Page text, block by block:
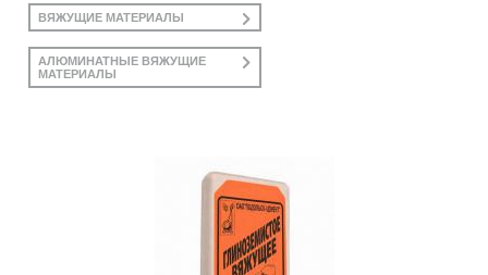
КОНТАКТЫ
ВЯЖУЩИЕ МАТЕРИАЛЫ
АЛЮМИНАТНЫЕ ВЯЖУЩИЕ
МАТЕРИАЛЫ